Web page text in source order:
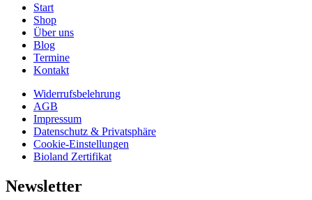
Start
Shop
Über uns
Blog
Termine
Kontakt
Widerrufsbelehrung
AGB
Impressum
Datenschutz & Privatsphäre
Cookie-Einstellungen
Bioland Zertifikat
Newsletter